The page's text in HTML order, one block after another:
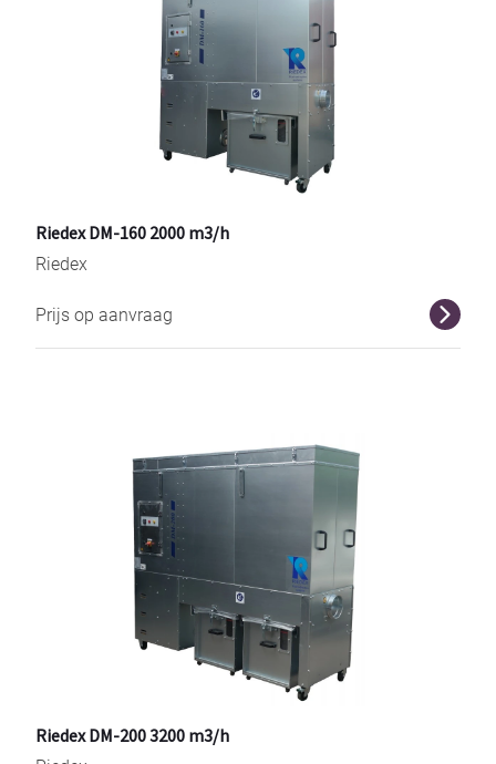
Riedex DM-160 2000 m3/h
Riedex
Prijs op aanvraag r
Riedex DM-200 3200 m3/h